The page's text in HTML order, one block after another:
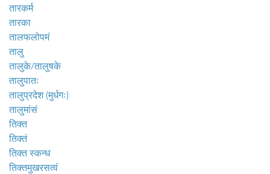
तारकर्म
तारका
तालफलोपमं
तालु
तालुके/तालुषके
तालुपातः
तालुप्रदेश (मुर्धगः)
तालुमांसं
तिक्त
तिक्तं
तिक्त स्कन्ध
तिक्तमुखरसत्वं